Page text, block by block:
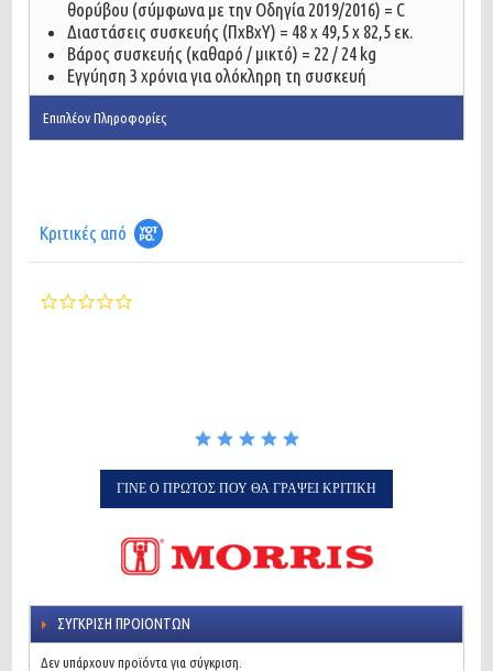
θορύβου (σύμφωνα με την Οδηγία 2019/2016) = C
Διαστάσεις συσκευής (ΠxBxY) = 48 x 49,5 x 82,5 εκ.
Βάρος συσκευής (καθαρό / μικτό) = 22 / 24 kg
Εγγύηση 3 χρόνια για ολόκληρη τη συσκευή
Επιπλέον Πληροφορίες
Κριτικές από
ΓΊΝΕ Ο ΠΡΏΤΟΣ ΠΟΥ ΘΑ ΓΡΆΨΕΙ ΚΡΙΤΙΚΉ
ΣΎΓΚΡΙΣΗ ΠΡΟΙΌΝΤΩΝ
Δεν υπάρχουν προϊόντα για σύγκριση.